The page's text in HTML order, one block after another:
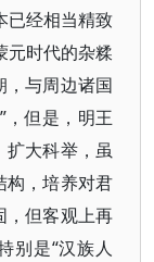
已经相当精致
元时代的杂糅
与周边诸国
，但是，明王
大科举，虽
构，培养对君
，但客观上再
别是“汉族人